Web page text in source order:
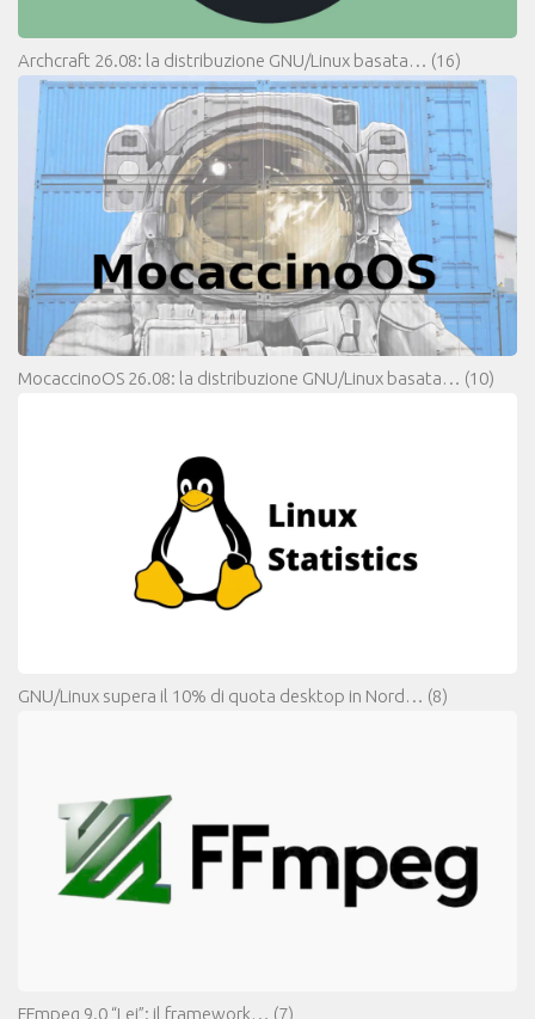
Archcraft 26.08: la distribuzione GNU/Linux basata… (16)
MocaccinoOS 26.08: la distribuzione GNU/Linux basata… (10)
GNU/Linux supera il 10% di quota desktop in Nord… (8)
FFmpeg 9.0 “Lei”: il framework… (7)